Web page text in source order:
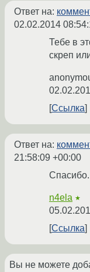
Ответ на:
02.02.2014
Тебе в
скреп
Ссылка
Ответ на:
21:58:09 +00:00
Спасибо.
n4ela ★
Ссылка
Вы не можете